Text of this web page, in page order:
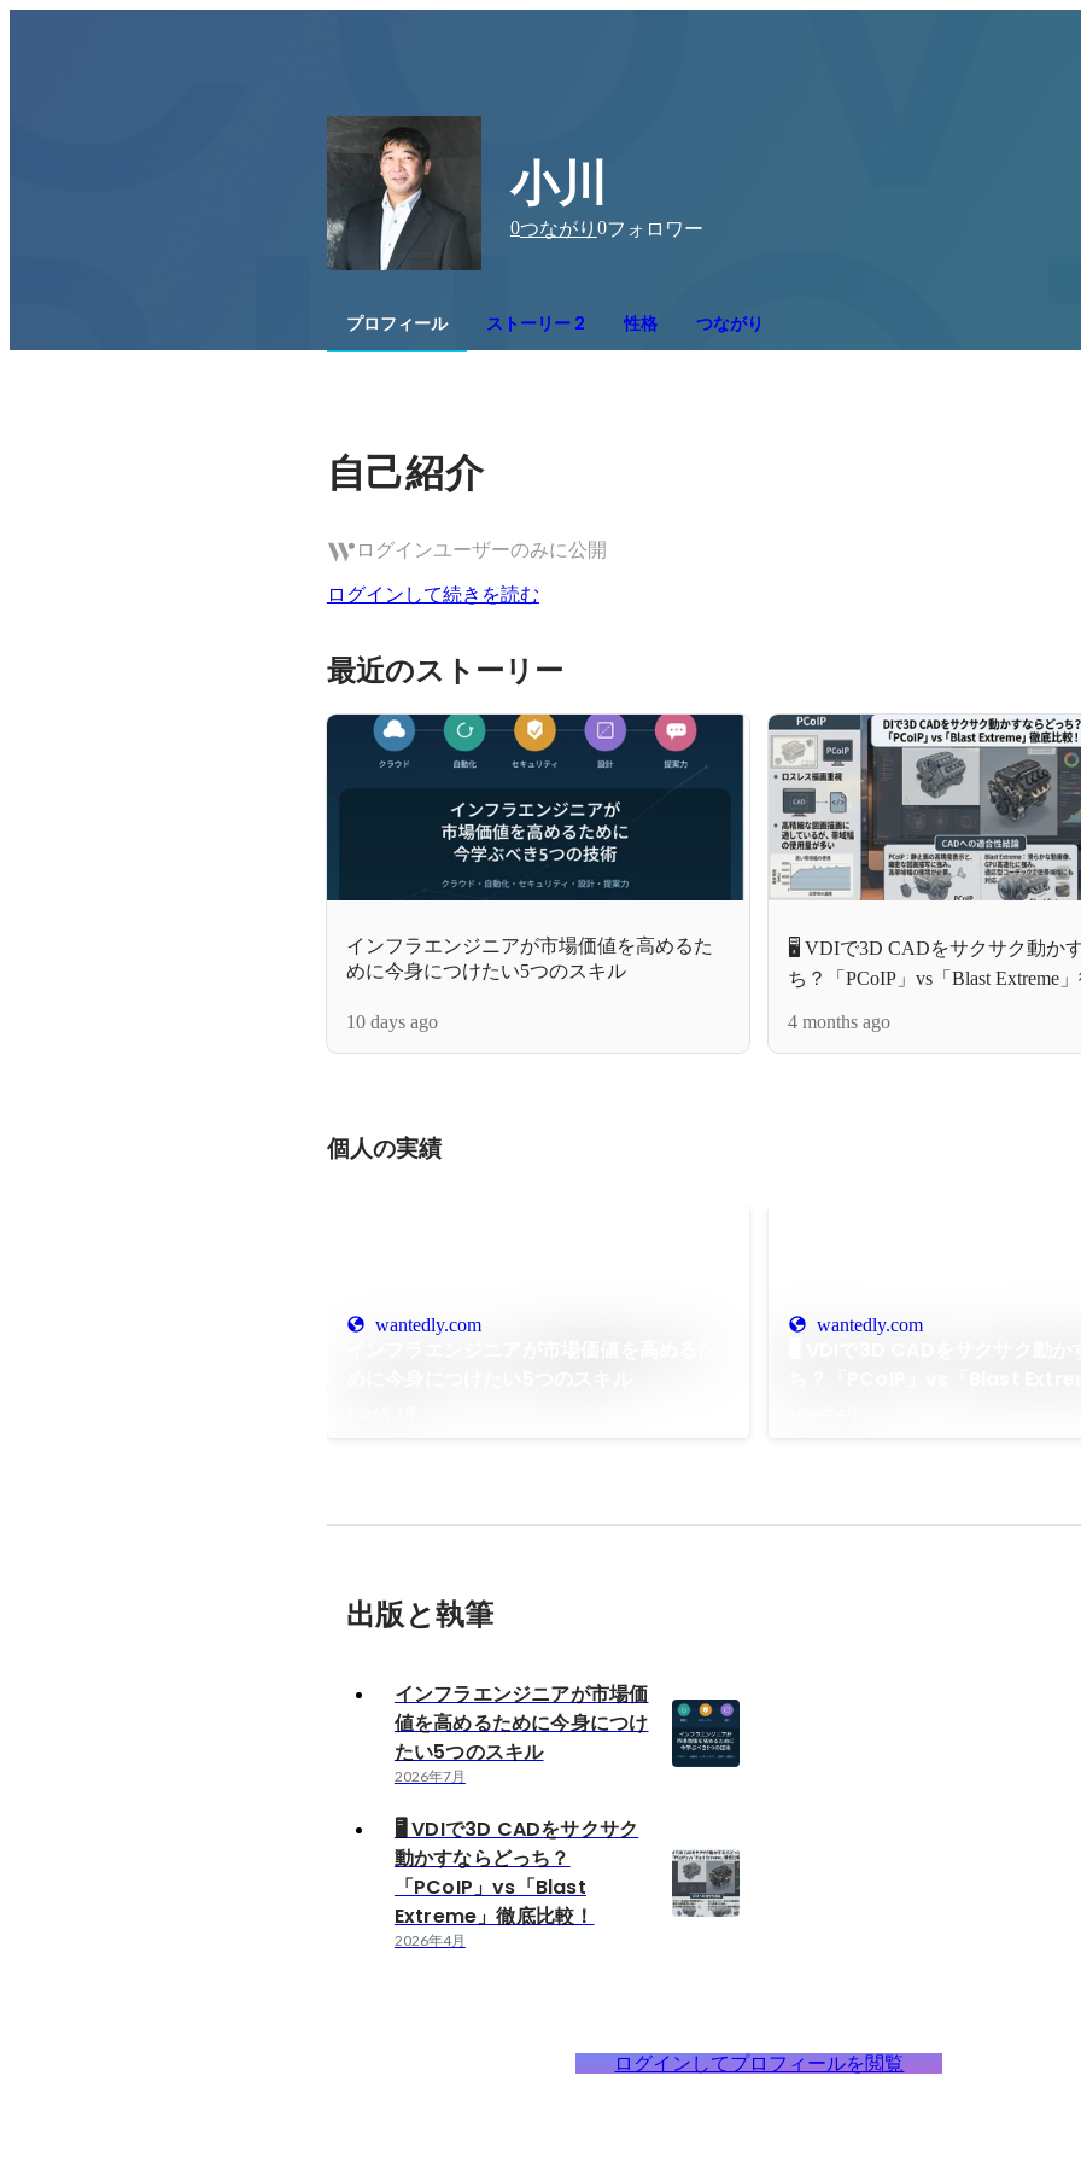
小川
0つながり 0フォロワー
プロフィール ストーリー 2 性格 つながり
自己紹介
ログインユーザーのみに公開
ログインして続きを読む
最近のストーリー
インフラエンジニアが市場価値を高めるた
めに今身につけたい5つのスキル
10 days ago
🖥️ VDIで3D CADをサクサク動か
ち？「PCoIP」vs「Blast Extreme
4 months ago
個人の実績
wantedly.com wantedly.com
出版と執筆
インフラエンジニアが市場価
値を高めるために今身につけ
たい5つのスキル
2026年7月
🖥️ VDIで3D CADをサクサク
動かすならどっち？
「PCoIP」vs「Blast
Extreme」徹底比較！
2026年4月
ログインしてプロフィールを閲覧